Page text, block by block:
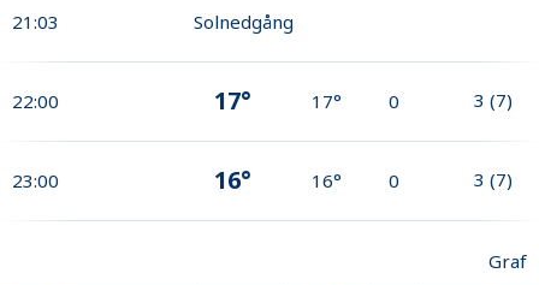
21:03 Solnedgång
22:00 17° 17° 0 3 (7)
23:00 16° 16° 0 3 (7)
Graf